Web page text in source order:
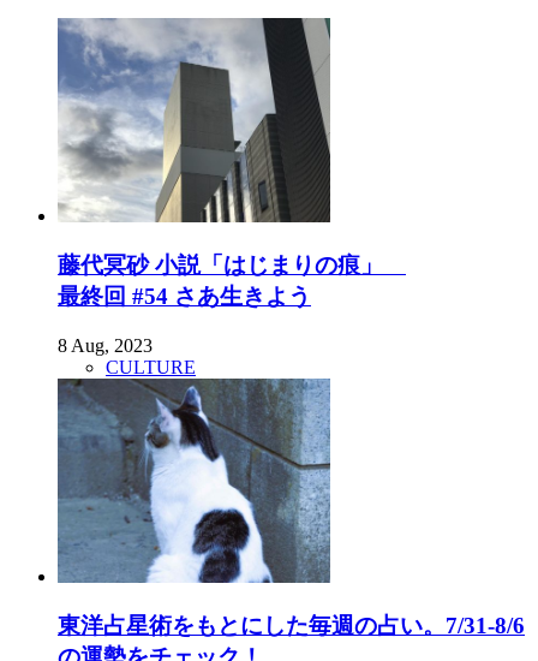
藤代冥砂 小説「はじまりの痕」
最終回 #54 さあ生きよう
8 Aug, 2023
CULTURE
東洋占星術をもとにした毎週の占い。7/31-8/6